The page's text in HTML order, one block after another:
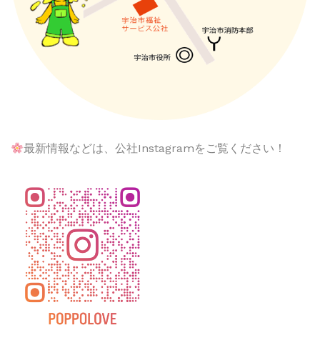
最新情報などは、公社Instagramをご覧ください！